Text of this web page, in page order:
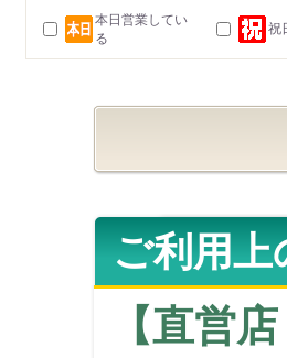
本日営業してい
る
祝
ご利用上
【直営